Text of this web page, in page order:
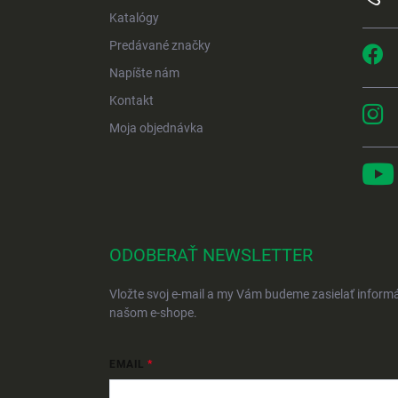
Katalógy
Predávané značky
Napíšte nám
Kontakt
Moja objednávka
ODOBERAŤ NEWSLETTER
Vložte svoj e-mail a my Vám budeme zasielať
našom e-shope.
EMAIL